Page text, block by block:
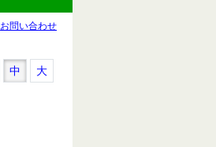
お問い合わせ
中 大